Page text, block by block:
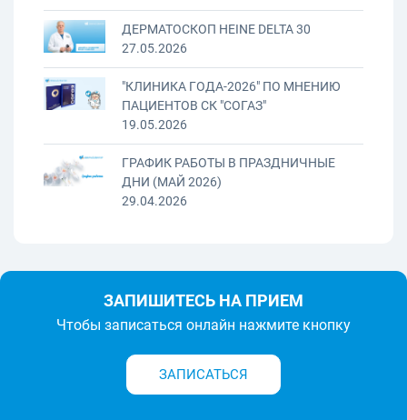
ДЕРМАТОСКОП HEINE DELTA 30
27.05.2026
"КЛИНИКА ГОДА-2026" ПО МНЕНИЮ
ПАЦИЕНТОВ СК "СОГАЗ"
19.05.2026
ГРАФИК РАБОТЫ В ПРАЗДНИЧНЫЕ
ДНИ (МАЙ 2026)
29.04.2026
ЗАПИШИТЕСЬ НА ПРИЕМ
Чтобы записаться онлайн нажмите кнопку
ЗАПИСАТЬСЯ